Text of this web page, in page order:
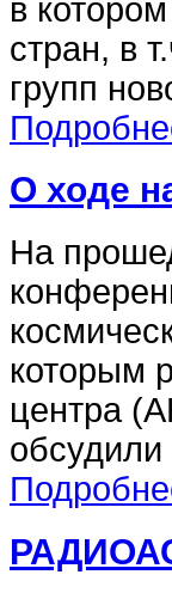
в
стран, в
групп
О ходе
На
которым
центра